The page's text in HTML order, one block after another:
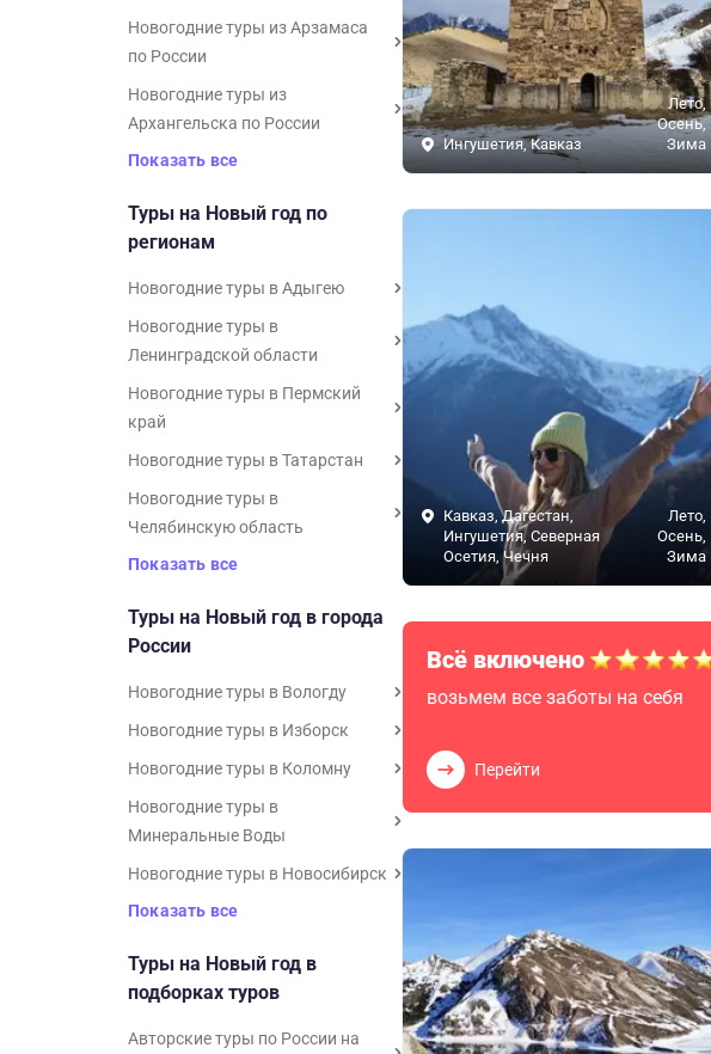
Новогодние туры из Арзамаса
по России
Новогодние туры из
Архангельска по России
Показать все
Туры на Новый год по
регионам
Новогодние туры в Адыгею
Новогодние туры в
Ленинградской области
Новогодние туры в Пермский
край
Новогодние туры в Татарстан
Новогодние туры в
Челябинскую область
Показать все
Туры на Новый год в города
России
Новогодние туры в Вологду
Новогодние туры в Изборск
Новогодние туры в Коломну
Новогодние туры в
Минеральные Воды
Новогодние туры в Новосибирск
Показать все
Туры на Новый год в
подборках туров
Авторские туры по России на
Ингушетия, Кавказ
Лето,
Осень,
Зима
Кавказ, Дагестан,
Ингушетия, Северная
Осетия, Чечня
Лето,
Осень,
Зима
Всё включено
возьмем все заботы на себя
Перейти